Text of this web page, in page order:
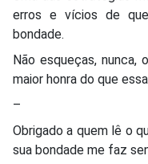
erros e vícios de
bondade.
Não esqueças,
maior honra do que
–
Obrigado a quem lê o
sua bondade me faz